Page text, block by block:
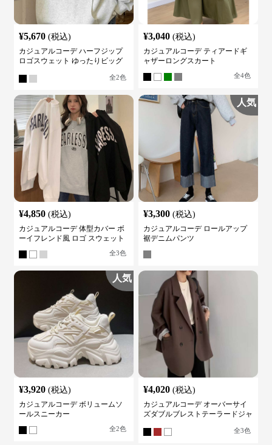
¥5,670 (税込)
カジュアルコーデ ハーフジップ
ロゴスウェット ゆったりビッグ
全2色
¥3,040 (税込)
カジュアルコーデ ティアードギ
ャザーロングスカート
全4色
¥4,850 (税込)
カジュアルコーデ 体型カバー ボ
ーイフレンド風 ロゴ スウェット
全3色
人気
¥3,300 (税込)
カジュアルコーデ ロールアップ
裾デニムパンツ
人気
¥3,920 (税込)
カジュアルコーデ ボリュームソ
ールスニーカー
全2色
¥4,020 (税込)
カジュアルコーデ オーバーサイ
ズダブルブレストテーラードジャ
全3色